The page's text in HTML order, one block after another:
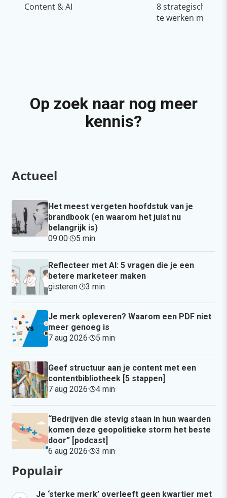
Content & AI
8 strategische
te werken met
Op zoek naar nog meer
kennis?
Actueel
Het meest vergeten hoofdstuk van je
brandbook (en waarom het juist nu
belangrijk is)
09:00· 5 min·
Reflecteer met AI: 5 vragen die je een
betere marketeer maken
gisteren· 3 min·
Je merk opleveren? Waarom een PDF niet
meer genoeg is
7 aug 2026· 5 min·
Geef structuur aan je content met een
contentbibliotheek [5 stappen]
7 aug 2026· 4 min·
“Bedrijven die stevig staan in hun waarden
komen deze geopolitieke storm het beste
door” [podcast]
6 aug 2026· 3 min·
Populair
Je ‘sterke merk’ overleeft geen kwartier met